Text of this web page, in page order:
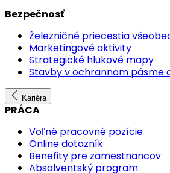
Bezpečnosť
Železničné priecestia
Marketingové aktivity
Strategické hlukové mapy
Stavby v ochrannom pásme
Kariéra
PRÁCA
Voľné pracovné pozície
Online dotazník
Benefity pre zamestnancov
Absolventský program